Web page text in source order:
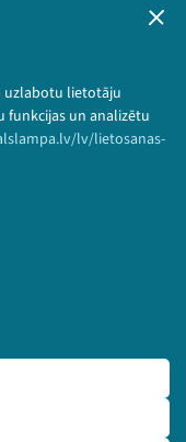
uzlabotu lietotāju
funkcijas un analizētu
lv/lietosanas-
tiesības